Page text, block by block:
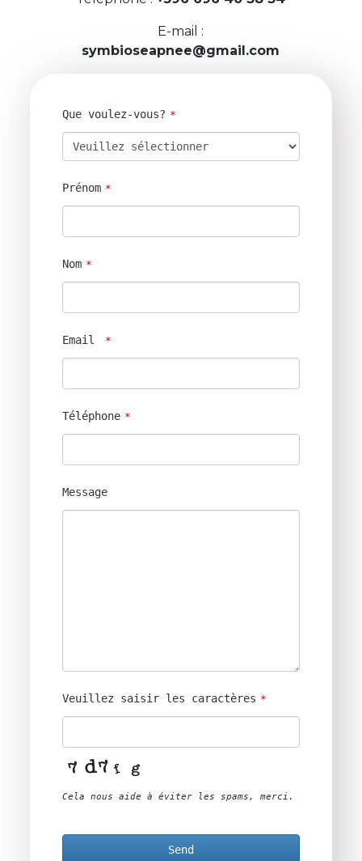
E-mail :
symbioseapnee@gmail.com
Que voulez-vous? *
Prénom *
Nom *
Email *
Téléphone *
Message
Veuillez saisir les caractères *
Cela nous aide à éviter les spams, merci.
Send